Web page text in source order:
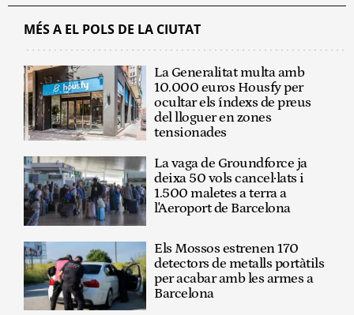
MÉS A EL POLS DE LA CIUTAT
La Generalitat multa amb
10.000 euros Housfy per
ocultar els índexs de preus
del lloguer en zones
tensionades
La vaga de Groundforce ja
deixa 50 vols cancel·lats i
1.500 maletes a terra a
l'Aeroport de Barcelona
Els Mossos estrenen 170
detectors de metalls portàtils
per acabar amb les armes a
Barcelona